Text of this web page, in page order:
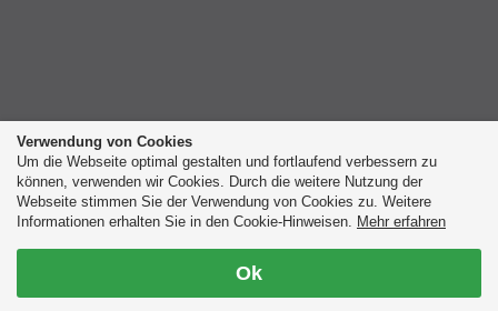
Verwendung von Cookies
Um die Webseite optimal gestalten und fortlaufend verbessern zu
können, verwenden wir Cookies. Durch die weitere Nutzung der
Webseite stimmen Sie der Verwendung von Cookies zu. Weitere
Informationen erhalten Sie in den Cookie-Hinweisen. Mehr erfahren
Ok